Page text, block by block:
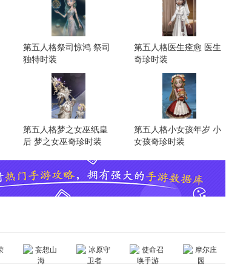
第五人格祭司惊鸿 祭司
独特时装
第五人格医生痊愈 医生
奇珍时装
第五人格梦之女巫纸皇
后 梦之女巫奇珍时装
第五人格小女孩年岁 小
女孩奇珍时装